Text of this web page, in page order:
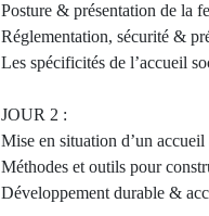
Posture & présentation de la
Réglementation, sécurité &
Les spécificités de l’accueil
JOUR 2 :
Mise en situation d’un
Méthodes et outils pour
Développement durable &